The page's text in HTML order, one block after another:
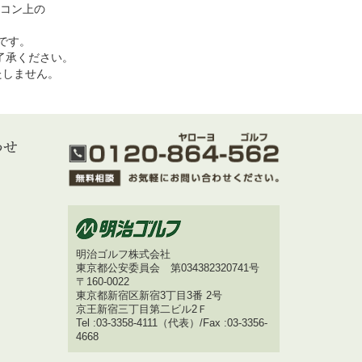
ン上の
。
ください。
ません。
明治ゴルフ株式会社
東京都公安委員会 第034382320741号
〒160-0022
東京都新宿区新宿3丁目3番 2号
京王新宿三丁目第二ビル2Ｆ
Tel :03-3358-4111（代表）/Fax :03-3356-
4668